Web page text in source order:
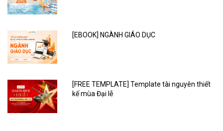
[EBOOK] NGÀNH GIÁO DỤC
[FREE TEMPLATE] Template tài nguyên thiết
kế mùa Đại lễ